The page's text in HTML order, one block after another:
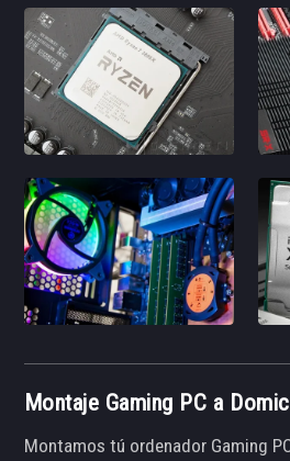
Montaje Gaming PC a
Montamos tú ordenador Gaming